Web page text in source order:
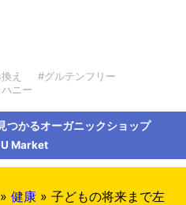
え
#グルテンフリー
ニー
つかるオーガニックショップ
Market
» 健康 » 子どもの将来まで左